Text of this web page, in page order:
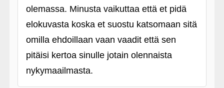
olemassa. Minusta vaikuttaa että et pidä
elokuvasta koska et suostu katsomaan sitä
omilla ehdoillaan vaan vaadit että sen
pitäisi kertoa sinulle jotain olennaista
nykymaailmasta.